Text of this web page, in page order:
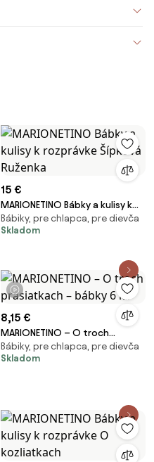
15 €
MARIONETINO Bábky a kulisy k
rozprávke Šípková Ruženka
Bábiky, pre chlapca, pre dievča
Skladom
1 video
8,15 €
MARIONETINO – O troch
prasiatkach – bábky 6 ks
Bábiky, pre chlapca, pre dievča
Skladom